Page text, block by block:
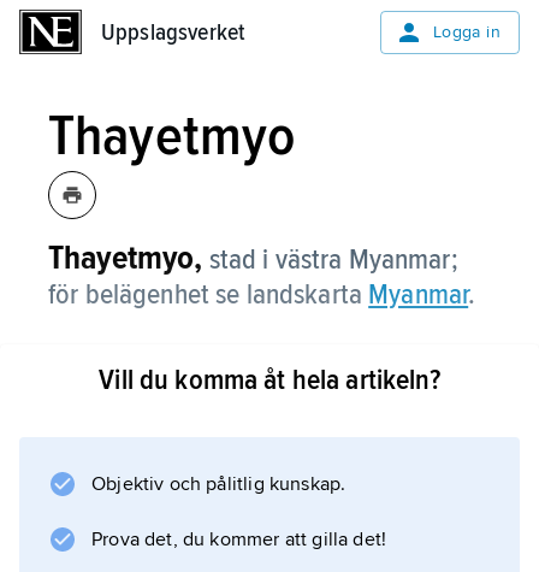
Uppslagsverket Logga in
Thayetmyo
Thayetmyo, stad i västra Myanmar;
för belägenhet se landskarta Myanmar.
Vill du komma åt hela artikeln?
Objektiv och pålitlig kunskap.
Prova det, du kommer att gilla det!